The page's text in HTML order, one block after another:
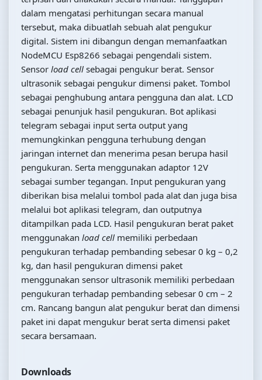
dalam mengatasi perhitungan secara manual
tersebut, maka dibuatlah sebuah alat pengukur
digital. Sistem ini dibangun dengan memanfaatkan
NodeMCU Esp8266 sebagai pengendali sistem.
Sensor load cell sebagai pengukur berat. Sensor
ultrasonik sebagai pengukur dimensi paket. Tombol
sebagai penghubung antara pengguna dan alat. LCD
sebagai penunjuk hasil pengukuran. Bot aplikasi
telegram sebagai input serta output yang
memungkinkan pengguna terhubung dengan
jaringan internet dan menerima pesan berupa hasil
pengukuran. Serta menggunakan adaptor 12V
sebagai sumber tegangan. Input pengukuran yang
diberikan bisa melalui tombol pada alat dan juga bisa
melalui bot aplikasi telegram, dan outputnya
ditampilkan pada LCD. Hasil pengukuran berat paket
menggunakan load cell memiliki perbedaan
pengukuran terhadap pembanding sebesar 0 kg – 0,2
kg, dan hasil pengukuran dimensi paket
menggunakan sensor ultrasonik memiliki perbedaan
pengukuran terhadap pembanding sebesar 0 cm – 2
cm. Rancang bangun alat pengukur berat dan dimensi
paket ini dapat mengukur berat serta dimensi paket
secara bersamaan.
Downloads